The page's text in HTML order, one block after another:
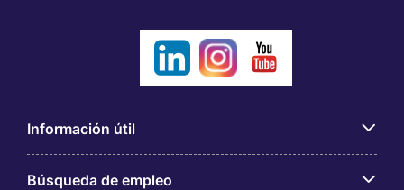
Información útil
Búsqueda de empleo